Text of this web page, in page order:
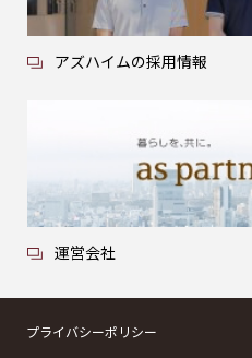
アズハイムの採用情報
運営会社
プライバシーポリシー